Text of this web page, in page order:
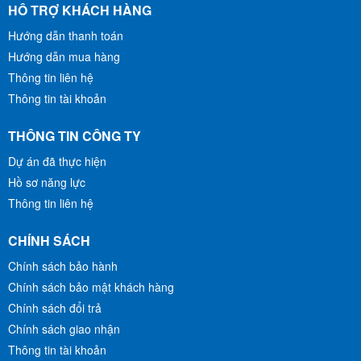
Liên Hệ
MUA HÀNG
HỖ TRỢ KHÁCH HÀNG
Hướng dẫn thanh toán
Hướng dẫn mua hàng
Thông tin liên hệ
Thông tin tài khoản
THÔNG TIN CÔNG TY
Dự án đã thực hiện
Hồ sơ năng lực
Thông tin liên hệ
CHÍNH SÁCH
Chính sách bảo hành
Chính sách bảo mật khách hàng
Chính sách đổi trả
Chính sách giao nhận
Thông tin tài khoản